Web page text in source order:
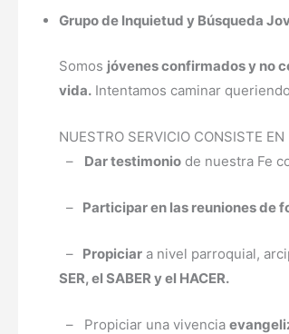
Grupo de Inquietud y Búsqueda
Somos jóvenes confirmados y no
vida. Intentamos caminar
NUESTRO SERVICIO CONSISTE EN
– Dar testimonio de nuestra Fe
– Participar en las reuniones de
– Propiciar a nivel parroquial,
SER, el SABER y el HACER.
– Propiciar una vivencia